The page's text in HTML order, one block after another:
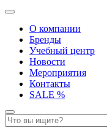
О компании
Бренды
Учебный центр
Новости
Мероприятия
Контакты
SALE %